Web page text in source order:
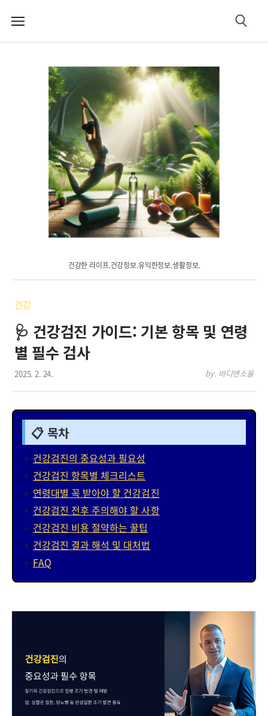
메
검
건강한 라이프.건강정보.유익한정보.생활정보.
건강
🩺 건강검진 가이드: 기본 항목 및 연령
별 필수 검사
2025. 2. 24. by. 바디앤소울
📋 목차
건강검진의 중요성과 필요성
건강검진 항목별 체크리스트
연령대별 꼭 받아야 할 건강검진
건강검진 전후 주의해야 할 사항
건강검진 비용 절약하는 꿀팁
건강검진 결과 해석 및 대처법
FAQ